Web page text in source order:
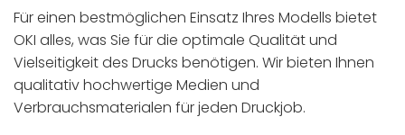
Für einen bestmöglichen Einsatz Ihres Modells bietet
OKI alles, was Sie für die optimale Qualität und
Vielseitigkeit des Drucks benötigen. Wir bieten Ihnen
qualitativ hochwertige Medien und
Verbrauchsmaterialen für jeden Druckjob.